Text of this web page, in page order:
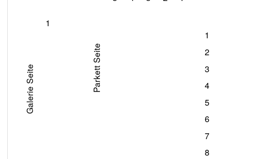
1
2
3
4
5
6
7
8
Parkett Seite
Galerie Seite
1